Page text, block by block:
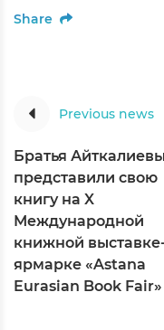
Share
Previous news
Братья Айткалиевы
представили свою
книгу на X
Международной
книжной
ярмарке «Astana
Eurasian Book Fair»